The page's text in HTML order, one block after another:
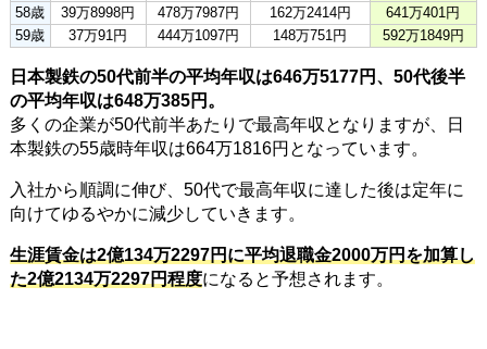
58歳
39万8998円 478万7987円 162万2414円
641万401円
59歳
37万91円 444万1097円 148万751円 592万1849円
日本製鉄の50代前半の平均年収は646万5177円、50代後半
の平均年収は648万385円。
多くの企業が50代前半あたりで最高年収となりますが、日
本製鉄の55歳時年収は664万1816円となっています。
入社から順調に伸び、50代で最高年収に達した後は定年に
向けてゆるやかに減少していきます。
生涯賃金は2億134万2297円に平均退職金2000万円を加算し
た2億2134万2297円程度になると予想されます。